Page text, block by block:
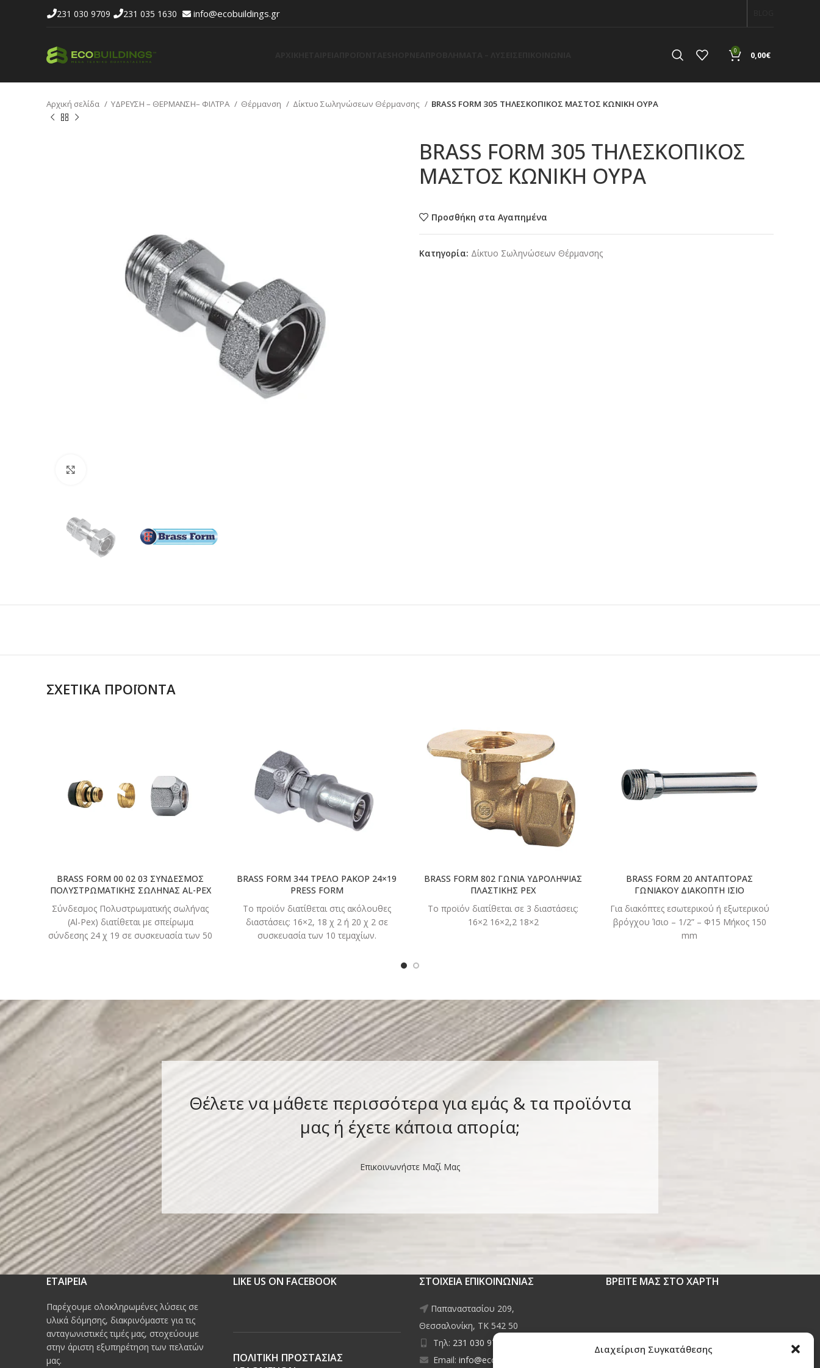
Διαχείριση Συγκατάθεσης
231 030 9709 231 035 1630 info@ecobuildings.gr
0 0,00€
Αρχική σελίδα ΥΔΡΕΥΣΗ – ΘΕΡΜΑΝΣΗ– ΦΙΛΤΡΑ Θέρμανση Δίκτυο Σωληνώσεων Θέρμανσης BRASS FORM 305 ΤΗΛΕΣΚΟΠΙΚΟΣ ΜΑΣΤΟΣ ΚΩΝΙΚΗ ΟΥΡΑ
BRASS FORM 305 ΤΗΛΕΣΚΟΠΙΚΟΣ
ΜΑΣΤΟΣ ΚΩΝΙΚΗ ΟΥΡΑ
Προσθήκη στα Αγαπημένα
Κατηγορία: Δίκτυο Σωληνώσεων Θέρμανσης
ΣΧΕΤΙΚΆ ΠΡΟΪΌΝΤΑ
BRASS FORM 00 02 03 ΣΥΝΔΕΣΜΟΣ
ΠΟΛΥΣΤΡΩΜΑΤΙΚΗΣ ΣΩΛΗΝΑΣ AL-PEX
Σύνδεσμος Πολυστρωματικής σωλήνας
(Al-Pex) διατίθεται με σπείρωμα
σύνδεσης 24 χ 19 σε συσκευασία των 50
BRASS FORM 344 ΤΡΕΛΟ ΡΑΚΟΡ 24×19
PRESS FORM
Το προϊόν διατίθεται στις ακόλουθες
διαστάσεις: 16×2, 18 χ 2 ή 20 χ 2 σε
συσκευασία των 10 τεμαχίων.
BRASS FORM 802 ΓΩΝΙΑ ΥΔΡΟΛΗΨΙΑΣ
ΠΛΑΣΤΙΚΗΣ PEX
Το προϊόν διατίθεται σε 3 διαστάσεις:
16×2 16×2,2 18×2
ΔΙΑΒΑΣΤΕ
ΠΕΡΙΣΣΟΤΕΡΑ
BRASS FORM 20 ΑΝΤΑΠΤΟΡΑΣ
ΓΩΝΙΑΚΟΥ ΔΙΑΚΟΠΤΗ ΙΣΙΟ
Για διακόπτες εσωτερικού ή εξωτερικού
βρόγχου Ίσιο – 1/2” – Φ15 Μήκος 150
mm
Θέλετε να μάθετε περισσότερα για εμάς & τα προϊόντα
μας ή έχετε κάποια απορία;
Επικοινωνήστε Μαζί Μας
ΕΤΑΙΡΕΙΑ
Παρέχουμε ολοκληρωμένες λύσεις σε
υλικά δόμησης, διακρινόμαστε για τις
ανταγωνιστικές τιμές μας, στοχεύουμε
στην άριστη εξυπηρέτηση των πελατών
μας.
LIKE US ON FACEBOOK
ΠΟΛΙΤΙΚΗ ΠΡΟΣΤΑΣΙΑΣ
ΣΤΟΙΧΕΙΑ ΕΠΙΚΟΙΝΩΝΙΑΣ
Παπαναστασίου 209,
Θεσσαλονίκη, ΤΚ 542 50
Τηλ: 231 030 9709
Email: info@ecobuildings.gr
ΒΡΕΙΤΕ ΜΑΣ ΣΤΟ ΧΑΡΤΗ